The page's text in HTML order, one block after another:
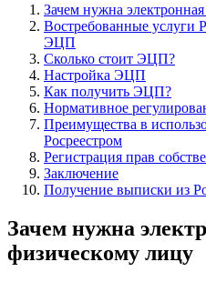
Зачем нужна
Востребованные услуги
ЭЦП
Сколько стоит ЭЦП?
Настройка ЭЦП
Как получить ЭЦП?
Нормативное
Преимущества в
Росреестром
Регистрация прав
Заключение
Получение выписки из
Зачем нужна
физическому лицу